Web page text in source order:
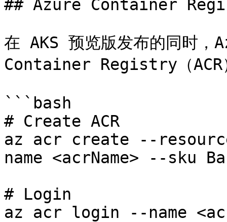
## Azure Container
在 AKS 预览版发布的同时
Container Registry（ACR
```bash
# Create ACR
az acr create --
name <acrName> --sku
# Login
az acr login --name